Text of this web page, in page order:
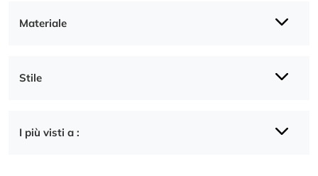
Materiale
Stile
I più visti a :